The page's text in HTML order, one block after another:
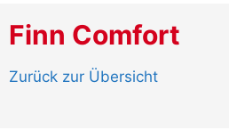
Finn Comfort
Zurück zur Übersicht